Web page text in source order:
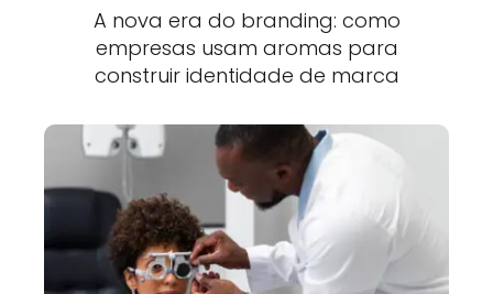
A nova era do branding: como
empresas usam aromas para
construir identidade de marca